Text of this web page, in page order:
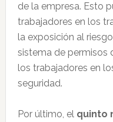
de la empresa. Esto
trabajadores en los
la exposición al
sistema de permisos
los trabajadores en
seguridad.
Por último, el quinto